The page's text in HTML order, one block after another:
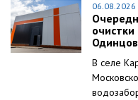
06.08.2026
В селе